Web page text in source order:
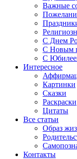
Важные
С Днем
С Новым
С
Интересное
Картинки
Сказки
Раскраски
Цитаты
Все статьи
Образ
Контакты